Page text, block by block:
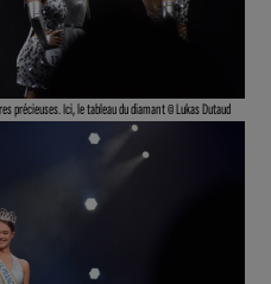
précieuses. Ici, le tableau du diamant © Lukas Dutaud